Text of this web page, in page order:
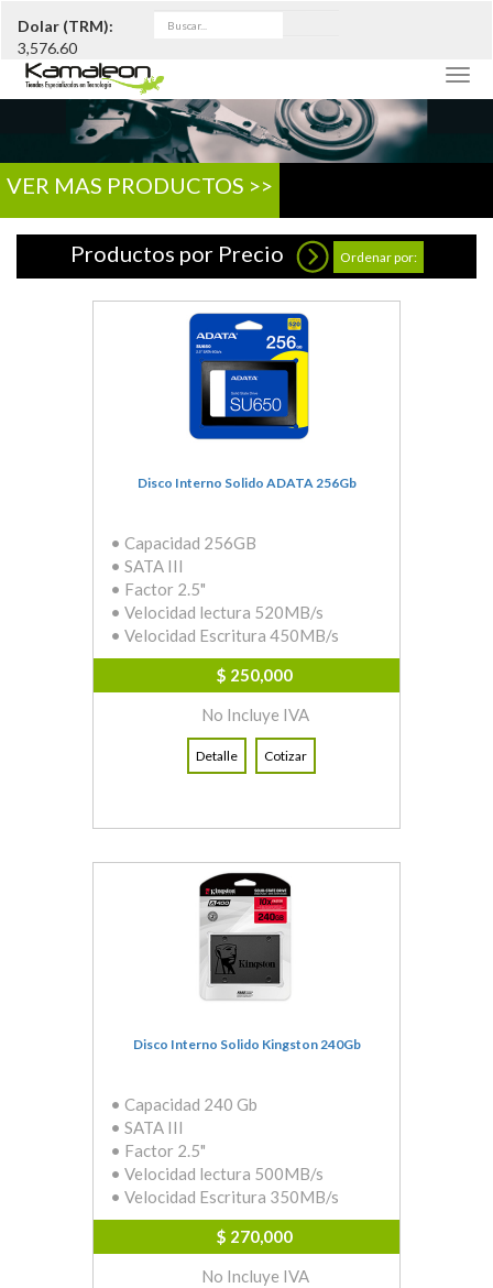
Dolar (TRM):
3,576.60
VER MAS PRODUCTOS >>
Productos por Precio Ordenar por:
Disco Interno Solido ADATA 256Gb
• Capacidad 256GB
• SATA III
• Factor 2.5"
• Velocidad lectura 520MB/s
• Velocidad Escritura 450MB/s
$ 250,000
No Incluye IVA
Detalle Cotizar
Disco Interno Solido Kingston 240Gb
• Capacidad 240 Gb
• SATA III
• Factor 2.5"
• Velocidad lectura 500MB/s
• Velocidad Escritura 350MB/s
$ 270,000
No Incluye IVA